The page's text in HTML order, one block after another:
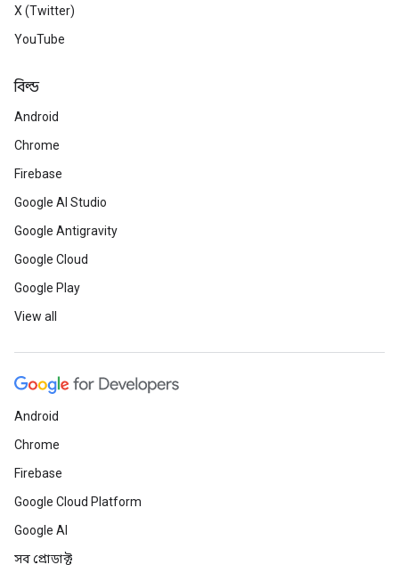
X (Twitter)
YouTube
বিল্ড
Android
Chrome
Firebase
Google AI Studio
Google Antigravity
Google Cloud
Google Play
View all
Android
Chrome
Firebase
Google Cloud Platform
Google AI
সব প্রোডাক্ট